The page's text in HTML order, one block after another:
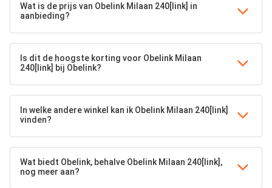
Wat is de prijs van Obelink Milaan 240[link] in
aanbieding?
Is dit de hoogste korting voor Obelink Milaan
240[link] bij Obelink?
In welke andere winkel kan ik Obelink Milaan 240[link]
vinden?
Wat biedt Obelink, behalve Obelink Milaan 240[link],
nog meer aan?